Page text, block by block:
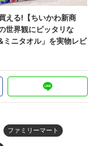
ファミリーマート